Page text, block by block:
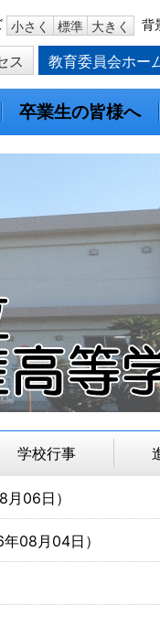
小さく 標準 大きく 背
ス 教育委員会ホー
卒業生の皆様へ
学校行事
月06日）
08月04日）